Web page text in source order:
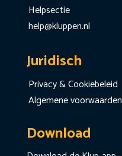
Helpsectie
help@kluppen.nl
Juridisch
Privacy & Cookiebeleid
Algemene voorwaarden
Download